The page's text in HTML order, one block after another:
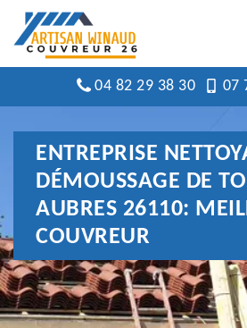
04 82 29 38 30 07
ENTREPRISE
DÉMOUSSAGE DE
AUBRES 26110:
COUVREUR